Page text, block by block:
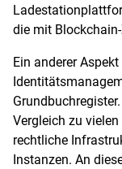
die mit
Ein anderer
Vergleich zu
rechtliche
Instanzen. An